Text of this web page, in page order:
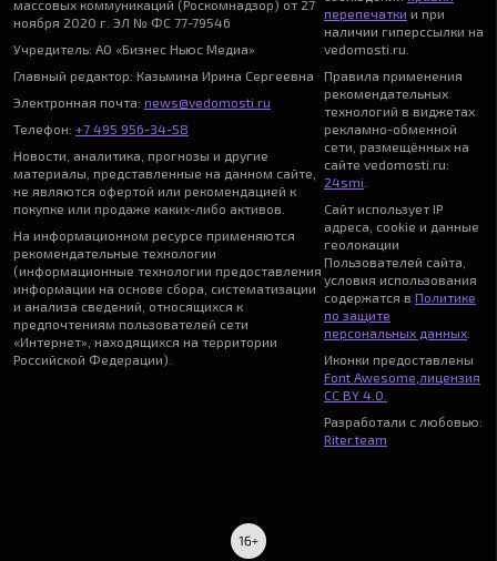
массовых коммуникаций (Роскомнадзор) от 27
ноября 2020 г. ЭЛ № ФС 77-79546
Учредитель: АО «Бизнес Ньюс Медиа»
Главный редактор: Казьмина Ирина Сергеевна
Электронная почта: news@vedomosti.ru
Телефон: +7 495 956-34-58
Новости, аналитика, прогнозы и другие
материалы, представленные на данном сайте,
не являются офертой или рекомендацией к
покупке или продаже каких-либо активов.
На информационном ресурсе применяются
рекомендательные технологии
(информационные технологии предоставления
информации на основе сбора, систематизации
и анализа сведений, относящихся к
предпочтениям пользователей сети
«Интернет», находящихся на территории
Российской Федерации).
перепечатки и при
наличии гиперссылки на
vedomosti.ru.
Правила применения
рекомендательных
технологий в виджетах
рекламно-обменной
сети, размещённых на
сайте vedomosti.ru:
24smi
Сайт использует IP
адреса, cookie и данные
геолокации
Пользователей сайта,
условия использования
содержатся в Политике
по защите
персональных данных.
Иконки предоставлены
Font Awesome лицензия
CC BY 4.0.
Разработали с любовью:
Riter.team